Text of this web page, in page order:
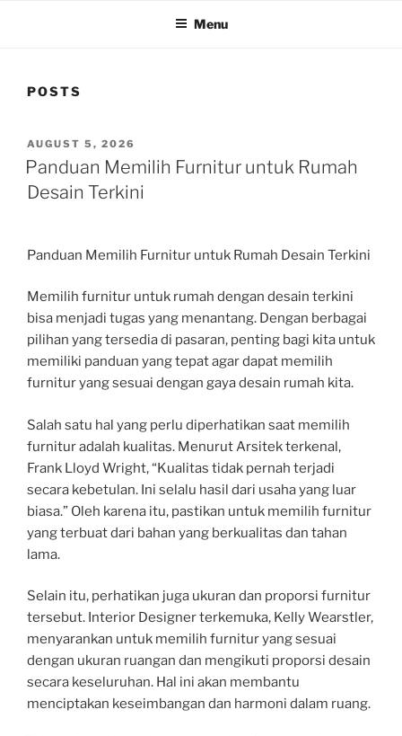
Menu
POSTS
POSTED
ON
AUGUST 5, 2026
Panduan Memilih Furnitur untuk Rumah
Desain Terkini
Panduan Memilih Furnitur untuk Rumah Desain Terkini
Memilih furnitur untuk rumah dengan desain terkini
bisa menjadi tugas yang menantang. Dengan berbagai
pilihan yang tersedia di pasaran, penting bagi kita untuk
memiliki panduan yang tepat agar dapat memilih
furnitur yang sesuai dengan gaya desain rumah kita.
Salah satu hal yang perlu diperhatikan saat memilih
furnitur adalah kualitas. Menurut Arsitek terkenal,
Frank Lloyd Wright, “Kualitas tidak pernah terjadi
secara kebetulan. Ini selalu hasil dari usaha yang luar
biasa.” Oleh karena itu, pastikan untuk memilih furnitur
yang terbuat dari bahan yang berkualitas dan tahan
lama.
Selain itu, perhatikan juga ukuran dan proporsi furnitur
tersebut. Interior Designer terkemuka, Kelly Wearstler,
menyarankan untuk memilih furnitur yang sesuai
dengan ukuran ruangan dan mengikuti proporsi desain
secara keseluruhan. Hal ini akan membantu
menciptakan keseimbangan dan harmoni dalam ruang.